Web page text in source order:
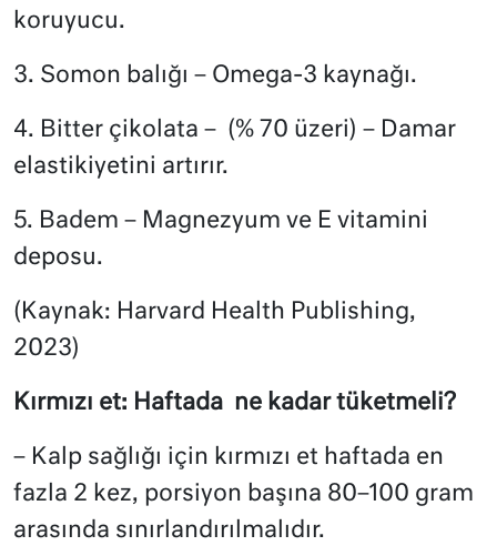
koruyucu.
3. Somon balığı – Omega-3 kaynağı.
4. Bitter çikolata – (% 70 üzeri) – Damar
elastikiyetini artırır.
5. Badem – Magnezyum ve E vitamini
deposu.
(Kaynak: Harvard Health Publishing,
2023)
Kırmızı et: Haftada ne kadar tüketmeli?
– Kalp sağlığı için kırmızı et haftada en
fazla 2 kez, porsiyon başına 80–100 gram
arasında sınırlandırılmalıdır.